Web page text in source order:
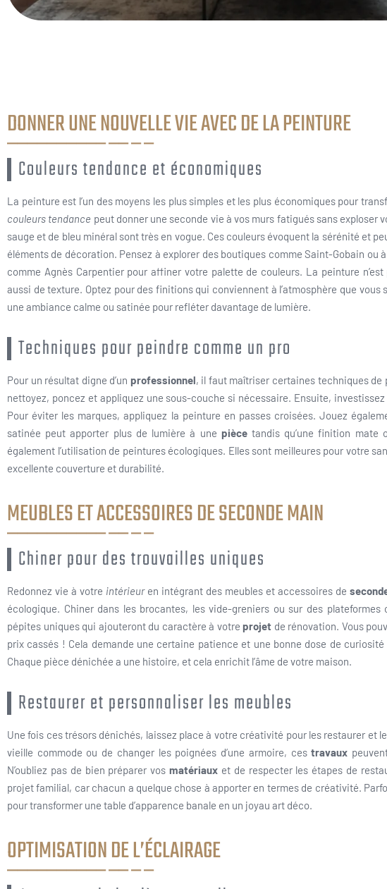
DONNER UNE NOUVELLE VIE AVEC DE LA PEINTURE
Couleurs tendance et économiques
La peinture est l’un des moyens les plus simples et les plus économiques pour
couleurs tendance peut donner une seconde vie à vos murs fatigués sans exploser
sauge et de bleu minéral sont très en vogue. Ces couleurs évoquent la sérénité et
éléments de décoration. Pensez à explorer des boutiques comme Saint-Gobain ou
comme Agnès Carpentier pour affiner votre palette de couleurs. La peinture
aussi de texture. Optez pour des finitions qui conviennent à l’atmosphère que
une ambiance calme ou satinée pour refléter davantage de lumière.
Techniques pour peindre comme un pro
Pour un résultat digne d’un professionnel, il faut maîtriser certaines techniques de
nettoyez, poncez et appliquez une sous-couche si nécessaire. Ensuite,
Pour éviter les marques, appliquez la peinture en passes croisées. Jouez
satinée peut apporter plus de lumière à une piècetandis qu’une finition mate
également l’utilisation de peintures écologiques. Elles sont meilleures pour votre
excellente couverture et durabilité.
MEUBLES ET ACCESSOIRES DE SECONDE MAIN
Chiner pour des trouvailles uniques
Redonnez vie à votre intérieuren intégrant des meubles et accessoires de
écologique. Chiner dans les brocantes, les vide-greniers ou sur des
pépites uniques qui ajouteront du caractère à votre projet de rénovation. Vous
prix cassés ! Cela demande une certaine patience et une bonne dose de
Chaque pièce dénichée a une histoire, et cela enrichit l’âme de votre maison.
Restaurer et personnaliser les meubles
Une fois ces trésors dénichés, laissez place à votre créativité pour les restaurer et
vieille commode ou de changer les poignées d’une armoire, cestravaux
N’oubliez pas de bien préparer vosmatériaux et de respecter les étapes de
projet familial, car chacun a quelque chose à apporter en termes de créativité.
pour transformer une table d’apparence banale en un joyau art déco.
OPTIMISATION DE L’ÉCLAIRAGE